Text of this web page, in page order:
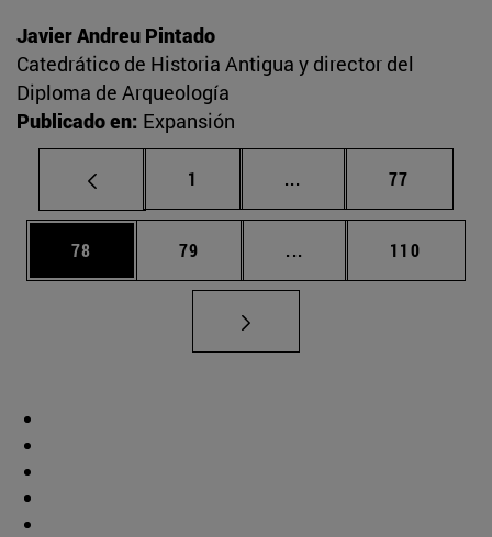
Javier Andreu Pintado
Catedrático de Historia Antigua y director del
Diploma de Arqueología
Publicado en: Expansión
Página
1 ... Páginas intermedias
Página
77
Página
78 Página
79 ... Páginas intermedias
Página
110